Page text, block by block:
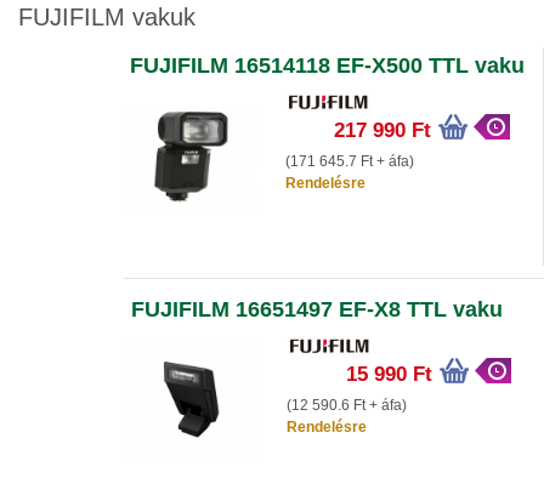
FUJIFILM vakuk
FUJIFILM 16514118 EF-X500 TTL vaku
217 990 Ft
(171 645.7 Ft + áfa)
Rendelésre
FUJIFILM 16651497 EF-X8 TTL vaku
15 990 Ft
(12 590.6 Ft + áfa)
Rendelésre